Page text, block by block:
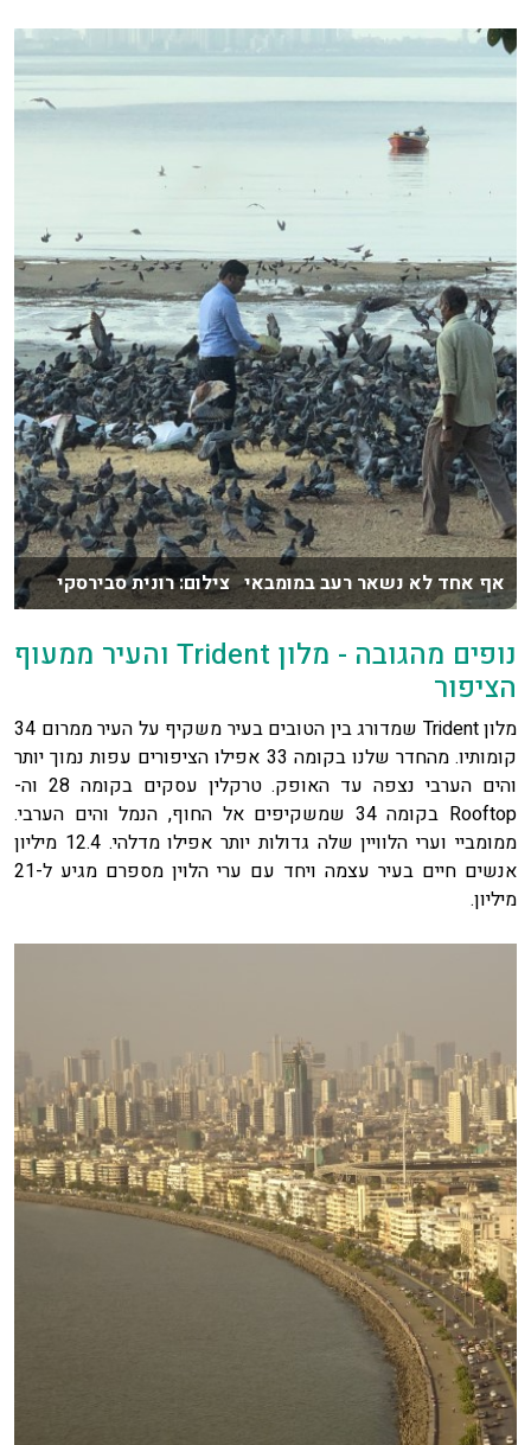
אף אחד לא נשאר רעב במומבאי צילום: רונית סבירסקי
נופים מהגובה - מלון Trident והעיר ממעוף
הציפור
מלון Trident שמדורג בין הטובים בעיר משקיף על העיר ממרום 34
קומותיו. מהחדר שלנו בקומה 33 אפילו הציפורים עפות נמוך יותר
והים הערבי נצפה עד האופק. טרקלין עסקים בקומה 28 וה-
Rooftop בקומה 34 שמשקיפים אל החוף, הנמל והים הערבי.
ממומביי וערי הלוויין שלה גדולות יותר אפילו מדלהי. 12.4 מיליון
אנשים חיים בעיר עצמה ויחד עם ערי הלוין מספרם מגיע ל-21
מיליון.